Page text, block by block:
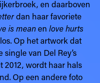
en daarboven
dan haar favoriete
is meanen love hurts
Op het artwork dat
van Del Rey’s
2012, wordt haar hals
Op een andere foto